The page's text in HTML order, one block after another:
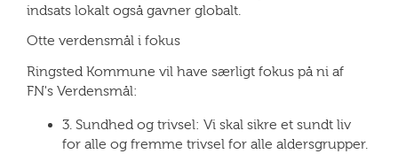
indsats lokalt også gavner globalt.
Otte verdensmål i fokus
Ringsted Kommune vil have særligt fokus på ni af
FN's Verdensmål:
3. Sundhed og trivsel: Vi skal sikre et sundt liv
for alle og fremme trivsel for alle aldersgrupper.